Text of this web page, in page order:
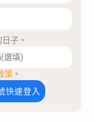
子。
策 。
快速登入